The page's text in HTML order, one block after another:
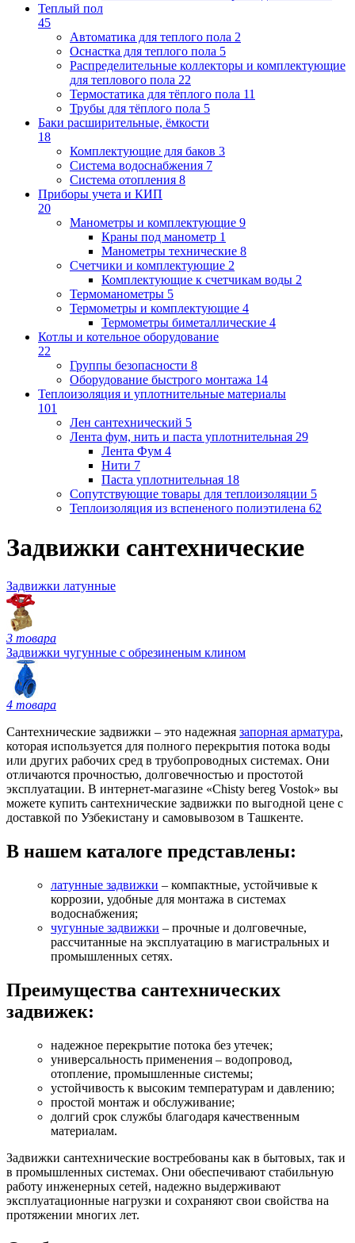
Теплый пол
45
Автоматика для теплого пола 2
Оснастка для теплого пола 5
Распределительные коллекторы и комплектующие
для теплового пола 22
Термостатика для тёплого пола 11
Трубы для тёплого пола 5
Баки расширительные, ёмкости
18
Комплектующие для баков 3
Система водоснабжения 7
Система отопления 8
Приборы учета и КИП
20
Манометры и комплектующие 9
Краны под манометр 1
Манометры технические 8
Счетчики и комплектующие 2
Комплектующие к счетчикам воды 2
Термоманометры 5
Термометры и комплектующие 4
Термометры биметаллические 4
Котлы и котельное оборудование
22
Группы безопасности 8
Оборудование быстрого монтажа 14
Теплоизоляция и уплотнительные материалы
101
Лен сантехнический 5
Лента фум, нить и паста уплотнительная 29
Лента Фум 4
Нити 7
Паста уплотнительная 18
Сопутствующие товары для теплоизоляции 5
Теплоизоляция из вспененого полиэтилена 62
Задвижки сантехнические
Задвижки латунные
3 товара
Задвижки чугунные с обрезиненым клином
4 товара
Сантехнические задвижки – это надежная запорная арматура,
которая используется для полного перекрытия потока воды
или других рабочих сред в трубопроводных системах. Они
отличаются прочностью, долговечностью и простотой
эксплуатации. В интернет-магазине «Chisty bereg Vostok» вы
можете купить сантехнические задвижки по выгодной цене с
доставкой по Узбекистану и самовывозом в Ташкенте.
В нашем каталоге представлены:
латунные задвижки – компактные, устойчивые к
коррозии, удобные для монтажа в системах
водоснабжения;
чугунные задвижки – прочные и долговечные,
рассчитанные на эксплуатацию в магистральных и
промышленных сетях.
Преимущества сантехнических
задвижек:
надежное перекрытие потока без утечек;
универсальность применения – водопровод,
отопление, промышленные системы;
устойчивость к высоким температурам и давлению;
простой монтаж и обслуживание;
долгий срок службы благодаря качественным
материалам.
Задвижки сантехнические востребованы как в бытовых, так и
в промышленных системах. Они обеспечивают стабильную
работу инженерных сетей, надежно выдерживают
эксплуатационные нагрузки и сохраняют свои свойства на
протяжении многих лет.